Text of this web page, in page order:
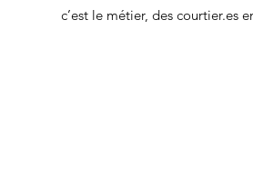
c’est le métier, des courtier.es